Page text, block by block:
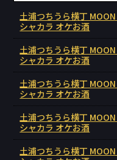
土浦つちうら横丁
シャカラ オケお酒
土浦つちうら横丁
シャカラ オケお酒
土浦つちうら横丁
シャカラ オケお酒
土浦つちうら横丁
シャカラ オケお酒
土浦つちうら横丁